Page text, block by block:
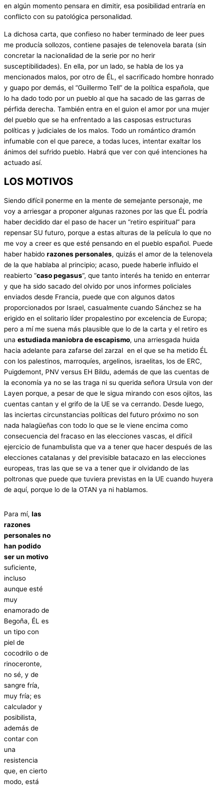
en algún momento pensara en dimitir, esa posibilidad entraría en
conflicto con su patológica personalidad.
La dichosa carta, que confieso no haber terminado de leer pues
me producía sollozos, contiene pasajes de telenovela barata (sin
concretar la nacionalidad de la serie por no herir
susceptibilidades). En ella, por un lado, se habla de los ya
mencionados malos, por otro de ÉL, el sacrificado hombre honrado
y guapo por demás, el “Guillermo Tell” de la política española, que
lo ha dado todo por un pueblo al que ha sacado de las garras de
pérfida derecha. También entra en el guion el amor por una mujer
del pueblo que se ha enfrentado a las casposas estructuras
políticas y judiciales de los malos. Todo un romántico dramón
infumable con el que parece, a todas luces, intentar exaltar los
ánimos del sufrido pueblo. Habrá que ver con qué intenciones ha
actuado así.
LOS MOTIVOS
Siendo difícil ponerme en la mente de semejante personaje, me
voy a arriesgar a proponer algunas razones por las que ÉL podría
haber decidido dar el paso de hacer un “retiro espiritual” para
repensar SU futuro, porque a estas alturas de la película lo que no
me voy a creer es que esté pensando en el pueblo español. Puede
haber habido razones personales, quizás el amor de la telenovela
de la que hablaba al principio; acaso, puede haberle influido el
reabierto “caso pegasus”, que tanto interés ha tenido en enterrar
y que ha sido sacado del olvido por unos informes policiales
enviados desde Francia, puede que con algunos datos
proporcionados por Israel, casualmente cuando Sánchez se ha
erigido en el solitario líder propalestino por excelencia de Europa;
pero a mí me suena más plausible que lo de la carta y el retiro es
una estudiada maniobra de escapismo, una arriesgada huida
hacia adelante para zafarse del zarzal en el que se ha metido ÉL
con los palestinos, marroquíes, argelinos, israelitas, los de ERC,
Puigdemont, PNV versus EH Bildu, además de que las cuentas de
la economía ya no se las traga ni su querida señora Ursula von der
Layen porque, a pesar de que le sigua mirando con esos ojitos, las
cuentas cantan y el grifo de la UE se va cerrando. Desde luego,
las inciertas circunstancias políticas del futuro próximo no son
nada halagüeñas con todo lo que se le viene encima como
consecuencia del fracaso en las elecciones vascas, el difícil
ejercicio de funambulista que va a tener que hacer después de las
elecciones catalanas y del previsible batacazo en las elecciones
europeas, tras las que se va a tener que ir olvidando de las
poltronas que puede que tuviera previstas en la UE cuando huyera
de aquí, porque lo de la OTAN ya ni hablamos.
Para mí, las
razones
personales no
han podido
ser un motivo
suficiente,
incluso
aunque esté
muy
enamorado de
Begoña, ÉL es
un tipo con
piel de
cocodrilo o de
rinoceronte,
no sé, y de
sangre fría,
muy fría; es
calculador y
posibilista,
además de
contar con
una
resistencia
que, en cierto
modo, está